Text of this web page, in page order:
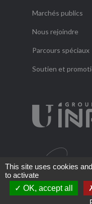
Marchés publics
Nous rejoindre
Parcours spéciaux
Soutien et
This site uses cookies
to activate
OK, accept all